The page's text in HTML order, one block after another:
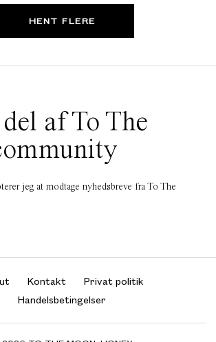
HENT FLERE
af To The
jeg at modtage nyhedsbreve fra To The
Kontakt
Privat politik
Handelsbetingelser